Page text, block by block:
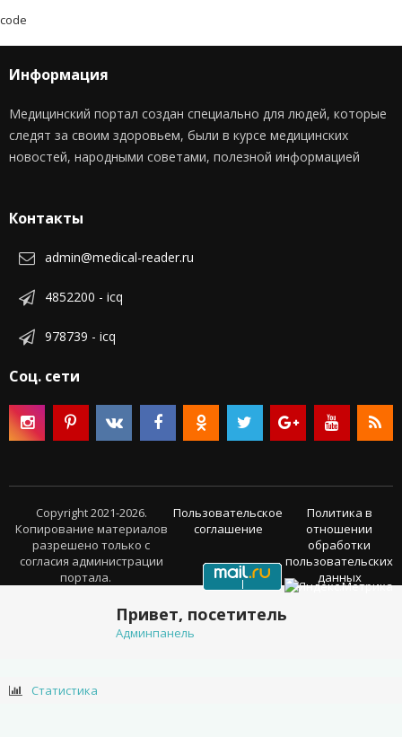
code
Информация
Медицинский портал создан специально для людей, которые
следят за своим здоровьем, были в курсе медицинских
новостей, народными советами, полезной информацией
Контакты
admin@medical-reader.ru
4852200 - icq
978739 - icq
Соц. сети
Copyright 2021-2026.
Копирование материалов
разрешено только с
согласия администрации
портала.
Пользовательское
соглашение
Политика в
отношении
обработки
пользовательских
данных
Привет, посетитель
Админпанель
Статистика